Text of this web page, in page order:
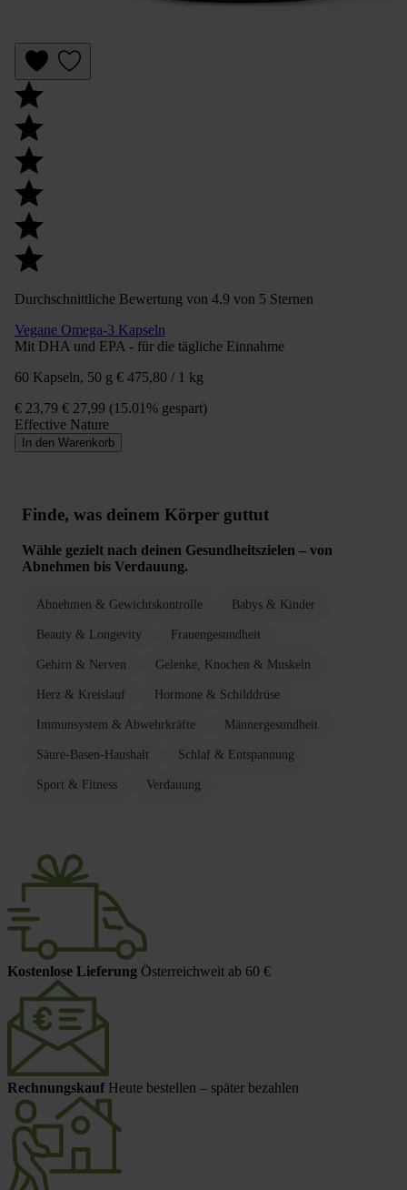
Durchschnittliche Bewertung von 4.9 von 5 Sternen
Vegane Omega-3 Kapseln
Mit DHA und EPA - für die tägliche Einnahme
60 Kapseln, 50 g € 475,80 / 1 kg
€ 23,79 € 27,99 (15.01% gespart)
Effective Nature
In den Warenkorb
Finde, was deinem Körper guttut
Wähle gezielt nach deinen Gesundheitszielen – von
Abnehmen bis Verdauung.
Abnehmen & Gewichtskontrolle Babys & Kinder
Beauty & Longevity Frauengesundheit
Gehirn & Nerven Gelenke, Knochen & Muskeln
Herz & Kreislauf Hormone & Schilddrüse
Immunsystem & Abwehrkräfte Männergesundheit
Säure-Basen-Haushalt Schlaf & Entspannung
Sport & Fitness Verdauung
Kostenlose Lieferung Österreichweit ab 60 €
Rechnungskauf Heute bestellen – später bezahlen